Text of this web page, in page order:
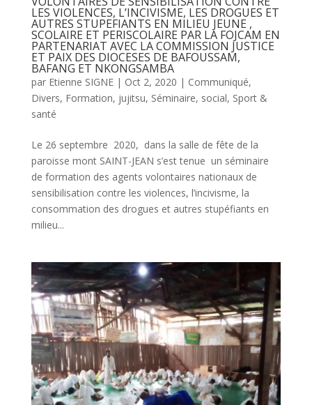
LES VIOLENCES, L’INCIVISME, LES DROGUES ET
AUTRES STUPEFIANTS EN MILIEU JEUNE ,
SCOLAIRE ET PERISCOLAIRE PAR LA FOJCAM EN
PARTENARIAT AVEC LA COMMISSION JUSTICE
ET PAIX DES DIOCESES DE BAFOUSSAM,
BAFANG ET NKONGSAMBA
par Etienne SIGNE| Oct 2, 2020 | Communiqué,
Divers, Formation, jujitsu, Séminaire, social, Sport &
santé
Le 26 septembre 2020, dans la salle de fête de la
paroisse mont SAINT-JEAN s’est tenue un séminaire
de formation des agents volontaires nationaux de
sensibilisation contre les violences, l’incivisme, la
consommation des drogues et autres stupéfiants en
milieu...